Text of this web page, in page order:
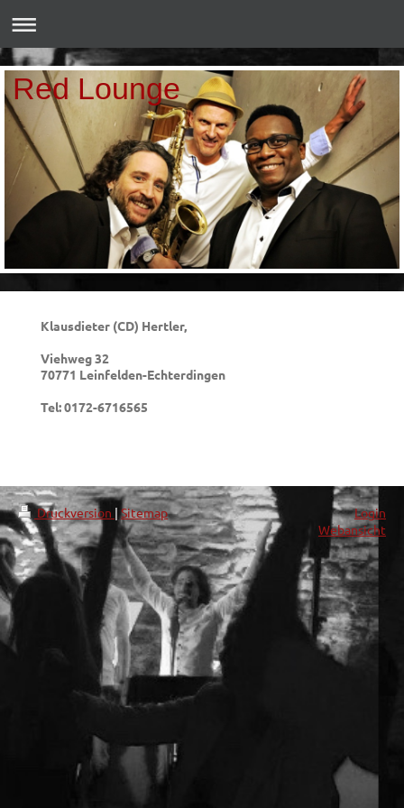
Red Lounge
Klausdieter (CD) Hertler,
Viehweg 32
70771 Leinfelden-Echterdingen
Tel: 0172-6716565
Druckversion | Sitemap
Login
Webansicht